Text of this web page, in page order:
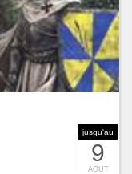
jusqu'au
9
AOUT